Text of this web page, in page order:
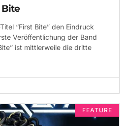
Bite
“First Bite” den Eindruck
Veröffentlichung der Band
ist mittlerweile die dritte
FEATURE